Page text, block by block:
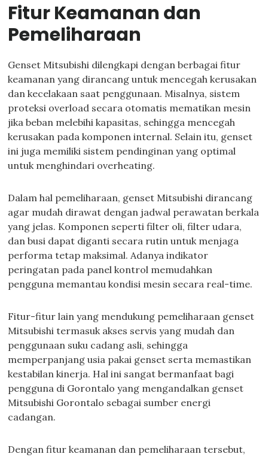
Fitur Keamanan dan
Pemeliharaan
Genset Mitsubishi dilengkapi dengan berbagai fitur
keamanan yang dirancang untuk mencegah kerusakan
dan kecelakaan saat penggunaan. Misalnya, sistem
proteksi overload secara otomatis mematikan mesin
jika beban melebihi kapasitas, sehingga mencegah
kerusakan pada komponen internal. Selain itu, genset
ini juga memiliki sistem pendinginan yang optimal
untuk menghindari overheating.
Dalam hal pemeliharaan, genset Mitsubishi dirancang
agar mudah dirawat dengan jadwal perawatan berkala
yang jelas. Komponen seperti filter oli, filter udara,
dan busi dapat diganti secara rutin untuk menjaga
performa tetap maksimal. Adanya indikator
peringatan pada panel kontrol memudahkan
pengguna memantau kondisi mesin secara real-time.
Fitur-fitur lain yang mendukung pemeliharaan genset
Mitsubishi termasuk akses servis yang mudah dan
penggunaan suku cadang asli, sehingga
memperpanjang usia pakai genset serta memastikan
kestabilan kinerja. Hal ini sangat bermanfaat bagi
pengguna di Gorontalo yang mengandalkan genset
Mitsubishi Gorontalo sebagai sumber energi
cadangan.
Dengan fitur keamanan dan pemeliharaan tersebut,